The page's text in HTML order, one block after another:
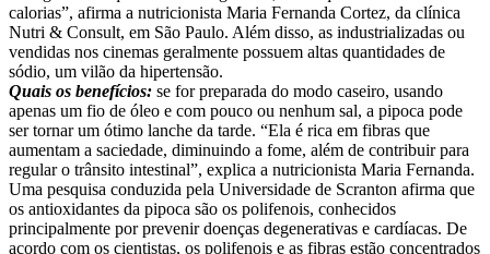
calorias”, afirma a nutricionista Maria Fernanda Cortez, da clínica
Nutri & Consult, em São Paulo. Além disso, as industrializadas ou
vendidas nos cinemas geralmente possuem altas quantidades de
sódio, um vilão da hipertensão.
Quais os benefícios: se for preparada do modo caseiro, usando
apenas um fio de óleo e com pouco ou nenhum sal, a pipoca pode
ser tornar um ótimo lanche da tarde. “Ela é rica em fibras que
aumentam a saciedade, diminuindo a fome, além de contribuir para
regular o trânsito intestinal”, explica a nutricionista Maria Fernanda.
Uma pesquisa conduzida pela Universidade de Scranton afirma que
os antioxidantes da pipoca são os polifenois, conhecidos
principalmente por prevenir doenças degenerativas e cardíacas. De
acordo com os cientistas, os polifenois e as fibras estão concentrados